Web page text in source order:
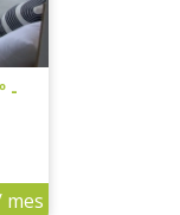
-
mes